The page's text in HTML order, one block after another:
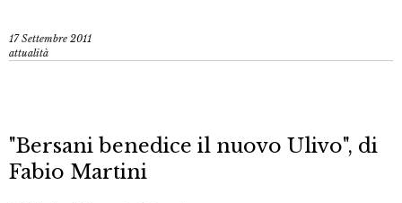
17 Settembre 2011
attualità
"Bersani benedice il nuovo Ulivo", di
Fabio Martini